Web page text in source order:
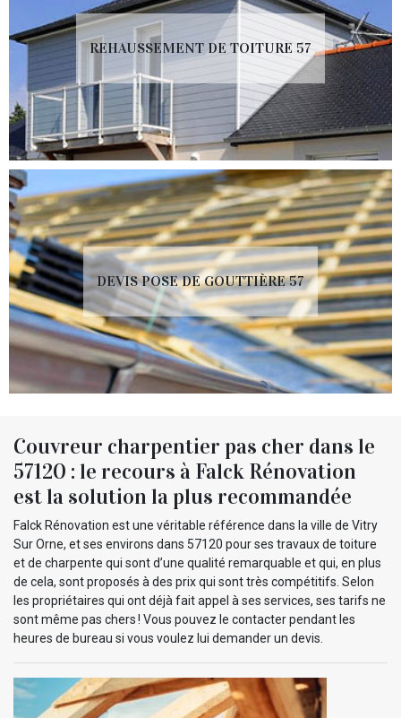
REHAUSSEMENT DE TOITURE 57
DEVIS POSE DE GOUTTIÈRE 57
Couvreur charpentier pas cher dans le
57120 : le recours à Falck Rénovation
est la solution la plus recommandée
Falck Rénovation est une véritable référence dans la ville de Vitry
Sur Orne, et ses environs dans 57120 pour ses travaux de toiture
et de charpente qui sont d’une qualité remarquable et qui, en plus
de cela, sont proposés à des prix qui sont très compétitifs. Selon
les propriétaires qui ont déjà fait appel à ses services, ses tarifs ne
sont même pas chers ! Vous pouvez le contacter pendant les
heures de bureau si vous voulez lui demander un devis.